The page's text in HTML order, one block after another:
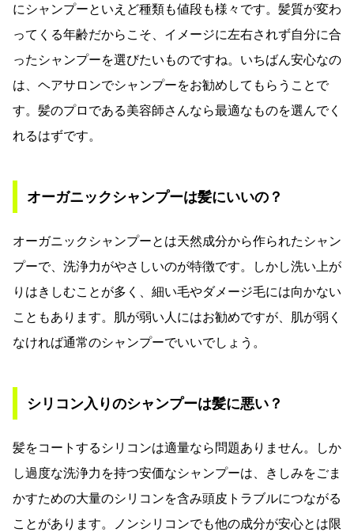
にシャンプーといえど種類も値段も様々です。髪質が変わ
ってくる年齢だからこそ、イメージに左右されず自分に合
ったシャンプーを選びたいものですね。いちばん安心なの
は、ヘアサロンでシャンプーをお勧めしてもらうことで
す。髪のプロである美容師さんなら最適なものを選んでく
れるはずです。
オーガニックシャンプーは髪にいいの？
オーガニックシャンプーとは天然成分から作られたシャン
プーで、洗浄力がやさしいのが特徴です。しかし洗い上が
りはきしむことが多く、細い毛やダメージ毛には向かない
こともあります。肌が弱い人にはお勧めですが、肌が弱く
なければ通常のシャンプーでいいでしょう。
シリコン入りのシャンプーは髪に悪い？
髪をコートするシリコンは適量なら問題ありません。しか
し過度な洗浄力を持つ安価なシャンプーは、きしみをごま
かすための大量のシリコンを含み頭皮トラブルにつながる
ことがあります。ノンシリコンでも他の成分が安心とは限